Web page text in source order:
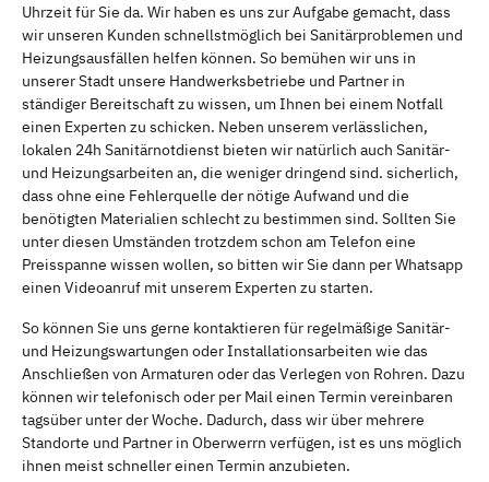
Uhrzeit für Sie da. Wir haben es uns zur Aufgabe gemacht, dass
wir unseren Kunden schnellstmöglich bei Sanitärproblemen und
Heizungsausfällen helfen können. So bemühen wir uns in
unserer Stadt unsere Handwerksbetriebe und Partner in
ständiger Bereitschaft zu wissen, um Ihnen bei einem Notfall
einen Experten zu schicken. Neben unserem verlässlichen,
lokalen 24h Sanitärnotdienst bieten wir natürlich auch Sanitär-
und Heizungsarbeiten an, die weniger dringend sind. sicherlich,
dass ohne eine Fehlerquelle der nötige Aufwand und die
benötigten Materialien schlecht zu bestimmen sind. Sollten Sie
unter diesen Umständen trotzdem schon am Telefon eine
Preisspanne wissen wollen, so bitten wir Sie dann per Whatsapp
einen Videoanruf mit unserem Experten zu starten.
So können Sie uns gerne kontaktieren für regelmäßige Sanitär-
und Heizungswartungen oder Installationsarbeiten wie das
Anschließen von Armaturen oder das Verlegen von Rohren. Dazu
können wir telefonisch oder per Mail einen Termin vereinbaren
tagsüber unter der Woche. Dadurch, dass wir über mehrere
Standorte und Partner in Oberwerrn verfügen, ist es uns möglich
ihnen meist schneller einen Termin anzubieten.